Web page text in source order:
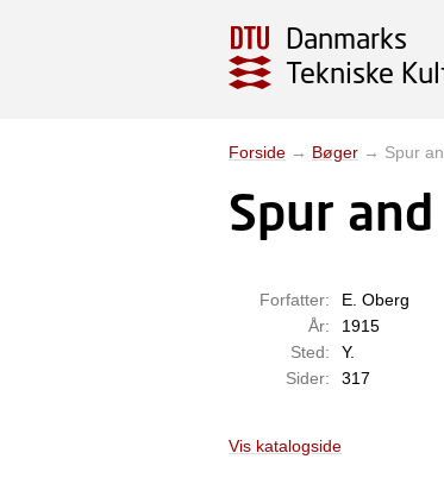
Danmarks
Tekniske
Forside → Bøger → Spur
Spur
Forfatter:
E. Oberg
År:
1915
Sted:
Y.
Sider:
317
Vis katalogside